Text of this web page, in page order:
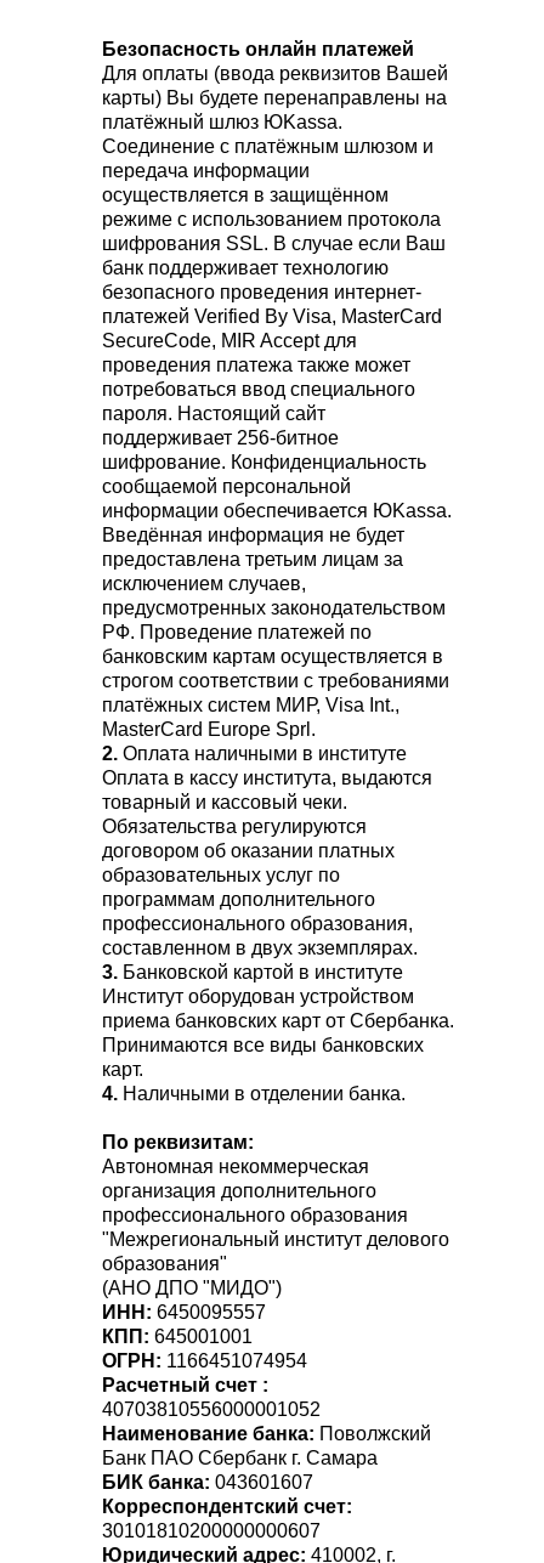
Безопасность онлайн платежей
Для оплаты (ввода реквизитов Вашей
карты) Вы будете перенаправлены на
платёжный шлюз ЮKassa.
Соединение с платёжным шлюзом и
передача информации
осуществляется в защищённом
режиме с использованием протокола
шифрования SSL. В случае если Ваш
банк поддерживает технологию
безопасного проведения интернет-
платежей Verified By Visa, MasterCard
SecureCode, MIR Accept для
проведения платежа также может
потребоваться ввод специального
пароля. Настоящий сайт
поддерживает 256-битное
шифрование. Конфиденциальность
сообщаемой персональной
информации обеспечивается ЮKassa.
Введённая информация не будет
предоставлена третьим лицам за
исключением случаев,
предусмотренных законодательством
РФ. Проведение платежей по
банковским картам осуществляется в
строгом соответствии с требованиями
платёжных систем МИР, Visa Int.,
MasterCard Europe Sprl.
2. Оплата наличными в институте
Оплата в кассу института, выдаются
товарный и кассовый чеки.
Обязательства регулируются
договором об оказании платных
образовательных услуг по
программам дополнительного
профессионального образования,
составленном в двух экземплярах.
3. Банковской картой в институте
Институт оборудован устройством
приема банковских карт от Сбербанка.
Принимаются все виды банковских
карт.
4. Наличными в отделении банка.
По реквизитам:
Автономная некоммерческая
организация дополнительного
профессионального образования
"Межрегиональный институт делового
образования"
(АНО ДПО "МИДО")
ИНН: 6450095557
КПП: 645001001
ОГРН: 1166451074954
Расчетный счет :
40703810556000001052
Наименование банка: Поволжский
Банк ПАО Сбербанк г. Самара
БИК банка: 043601607
Корреспондентский счет:
30101810200000000607
Юридический адрес: 410002, г.